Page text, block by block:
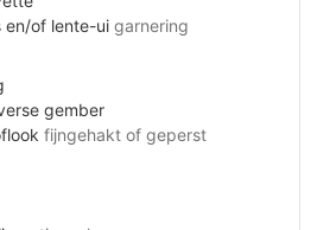
en/of lente-ui garnering
gember
fijngehakt of geperst